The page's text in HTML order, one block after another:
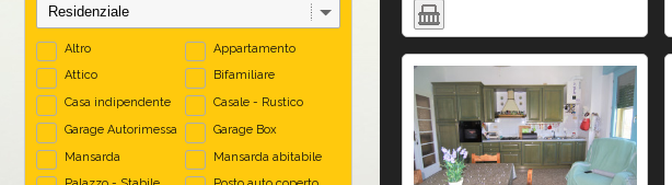
Altro
Appartamento
Attico
Bifamiliare
Casa indipendente
Casale - Rustico
Garage Autorimessa
Garage Box
Mansarda
Mansarda abitabile